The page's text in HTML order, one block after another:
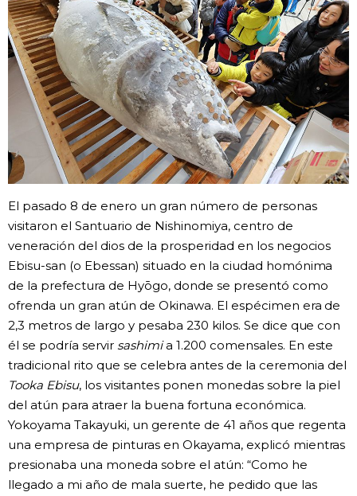
Guía de Japón
Vídeos e imágenes
En profundidad
Más
Noticias
Datos de Japón
Fragmentos de Japón
Gente
Blog
Tokio
official SNS
El pasado 8 de enero un gran número de personas
visitaron el Santuario de Nishinomiya, centro de
veneración del dios de la prosperidad en los negocios
Ebisu-san (o Ebessan) situado en la ciudad homónima
de la prefectura de Hyōgo, donde se presentó como
ofrenda un gran atún de Okinawa. El espécimen era de
2,3 metros de largo y pesaba 230 kilos. Se dice que con
él se podría servir sashimia 1.200 comensales. En este
tradicional rito que se celebra antes de la ceremonia del
Tooka Ebisu, los visitantes ponen monedas sobre la piel
del atún para atraer la buena fortuna económica.
Yokoyama Takayuki, un gerente de 41 años que regenta
una empresa de pinturas en Okayama, explicó mientras
presionaba una moneda sobre el atún: “Como he
llegado a mi año de mala suerte, he pedido que las